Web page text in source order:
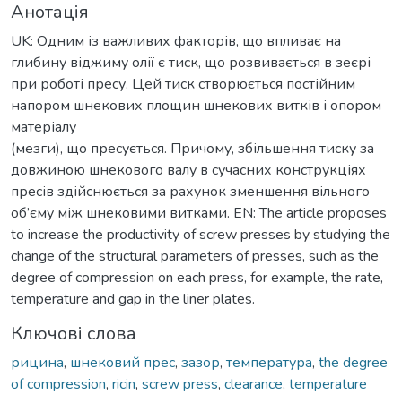
Анотація
UK: Одним із важливих факторів, що впливає на
глибину віджиму олії є тиск, що розвивається в зеєрі
при роботі пресу. Цей тиск створюється постійним
напором шнекових площин шнекових витків і опором
матеріалу
(мезги), що пресується. Причому, збільшення тиску за
довжиною шнекового валу в сучасних конструкціях
пресів здійснюється за рахунок зменшення вільного
об’єму між шнековими витками. EN: The article proposes
to increase the productivity of screw presses by studying the
change of the structural parameters of presses, such as the
degree of compression on each press, for example, the rate,
temperature and gap in the liner plates.
Ключові слова
рицина, шнековий прес, зазор, температура, the degree
of compression, ricin, screw press, clearance, temperature